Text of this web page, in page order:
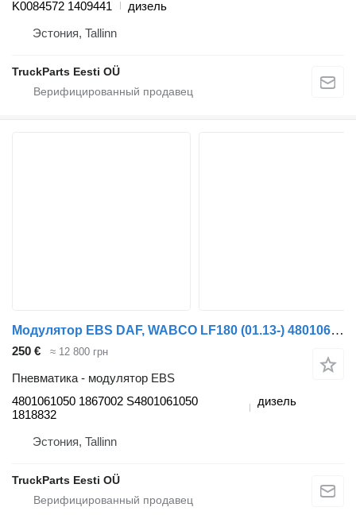
K0084572 1409441
дизель
Эстония, Tallinn
TruckParts Eesti OÜ
Модулятор EBS DAF, WABCO LF180 (01.13-) 4801061050 для тягача DAF LF45, LF55, LF180, CF65, CF75, CF85 (2001-)
250 € ≈ 12 800 грн
Пневматика - модулятор EBS
4801061050 1867002 S4801061050
1818832
дизель
Эстония, Tallinn
TruckParts Eesti OÜ